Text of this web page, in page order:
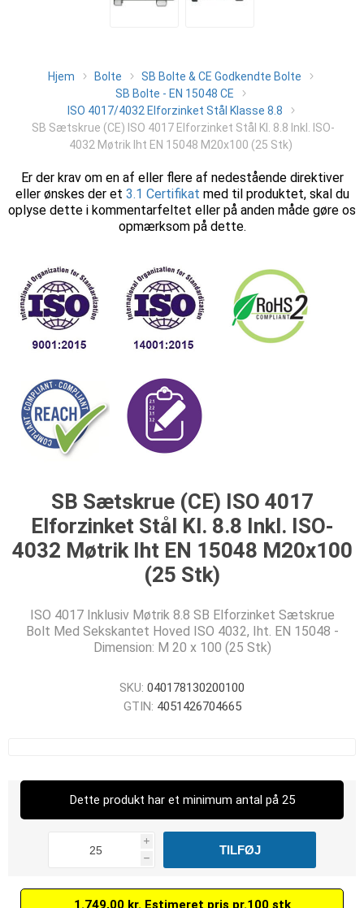
Hjem Bolte
SB Bolte & CE Godkendte Bolte
SB Bolte - EN 15048 CE
ISO 4017/4032 Elforzinket Stål Klasse 8.8
SB Sætskrue (CE) ISO 4017 Elforzinket Stål Kl. 8.8 Inkl. ISO-
4032 Møtrik Iht EN 15048 M20x100 (25 Stk)
Er der krav om en af eller flere af nedestående direktiver
eller ønskes der et 3.1 Certifikat med til produktet, skal du
oplyse dette i kommentarfeltet eller på anden måde gøre os
opmærksom på dette.
SB Sætskrue (CE) ISO 4017
Elforzinket Stål Kl. 8.8 Inkl. ISO-
4032 Møtrik Iht EN 15048 M20x100
(25 Stk)
ISO 4017 Inklusiv Møtrik 8.8 SB Elforzinket Sætskrue
Bolt Med Sekskantet Hoved ISO 4032, Iht. EN 15048 -
Dimension: M 20 x 100 (25 Stk)
SKU: 040178130200100
GTIN: 4051426704665
Dette produkt har et minimum antal på 25
i
h
1.749,00 kr. Estimeret pris pr.100 stk